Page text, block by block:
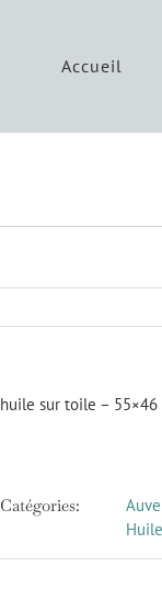
Accueil
huile sur toile – 55×46
Catégories:
Huile